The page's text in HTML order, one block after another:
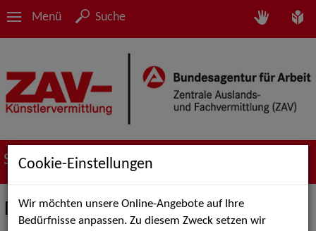
Menü Suche
Suche nach Künstler*innen
Fabian B.
Cookie-Einstellungen
Wir möchten unsere Online-Angebote auf Ihre
Bedürfnisse anpassen. Zu diesem Zweck setzen wir